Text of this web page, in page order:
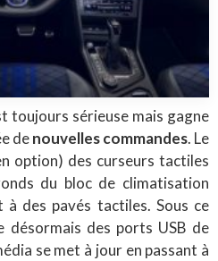
toujours sérieuse mais gagne
denouvelles commandes. Le
option) des curseurs tactiles
du bloc de climatisation
à des pavés tactiles. Sous ce
désormais des ports USB de
se met à jour en passant à